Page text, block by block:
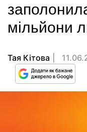
мільйони
Тая Кітова